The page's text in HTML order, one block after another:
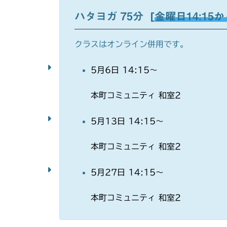
ハタヨガ 75分 [金曜日14:15か
クラスはオンライン併用です。
5月6日 14:15～
本町コミュニティ 和室2
5月13日 14:15～
本町コミュニティ 和室2
5月27日 14:15～
本町コミュニティ 和室2